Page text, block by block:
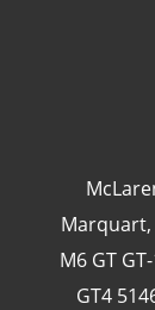
Marquart,
M6 GT
GT4